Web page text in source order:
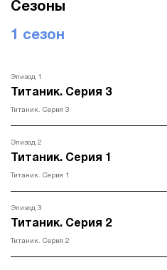
Сезоны
1 сезон
Эпизод 1
Титаник. Серия 3
Титаник. Серия 3
Эпизод 2
Титаник. Серия 1
Титаник. Серия 1
Эпизод 3
Титаник. Серия 2
Титаник. Серия 2